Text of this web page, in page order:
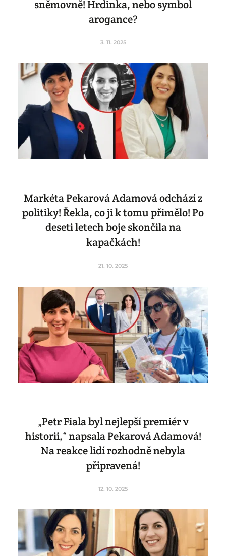
sněmovně! Hrdinka, nebo symbol
arogance?
3. 11. 2025
Markéta Pekarová Adamová odchází z
politiky! Řekla, co ji k tomu přimělo! Po
deseti letech boje skončila na
kapačkách!
21. 10. 2025
„Petr Fiala byl nejlepší premiér v
historii,“ napsala Pekarová Adamová!
Na reakce lidí rozhodně nebyla
připravená!
12. 10. 2025